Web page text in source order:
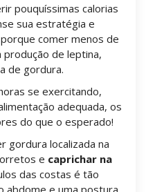
pouquíssimas calorias
sua estratégia e
comer menos de
produção de leptina,
de gordura.
se exercitando,
adequada, os
do que o esperado!
gordura localizada na
e caprichar na
das costas é tão
abdome e uma postura